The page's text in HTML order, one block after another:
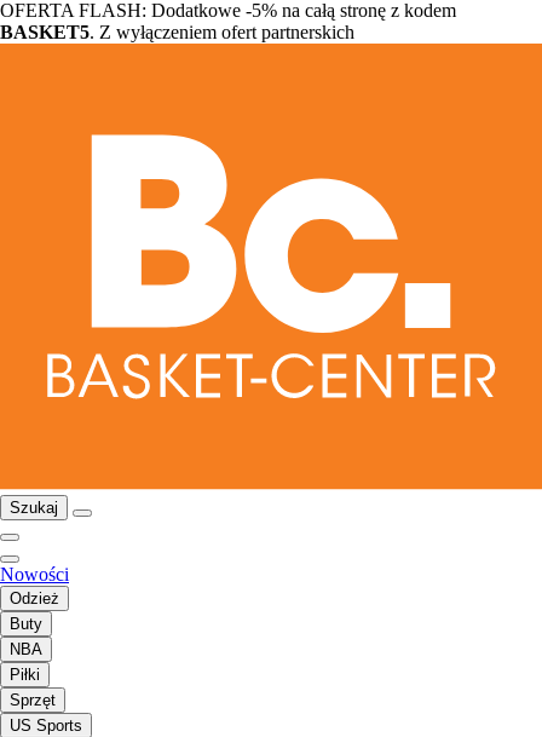
OFERTA FLASH: Dodatkowe -5% na całą stronę z kodem
BASKET5. Z wyłączeniem ofert partnerskich
Szukaj
Nowości
Odzież
Buty
NBA
Piłki
Sprzęt
US Sports